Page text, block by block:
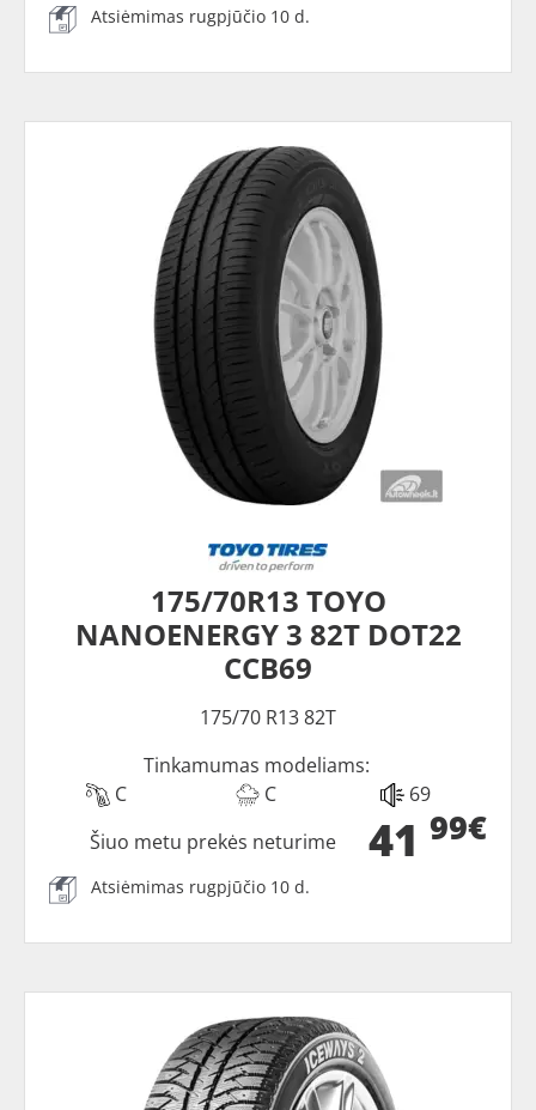
Atsiėmimas rugpjūčio 10 d.
175/70R13 TOYO
NANOENERGY 3 82T DOT22
CCB69
175/70 R13 82T
Tinkamumas modeliams:
C
C 69
41 99€
Šiuo metu prekės neturime
Atsiėmimas rugpjūčio 10 d.